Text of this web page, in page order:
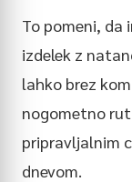
To pomeni, da
izdelek z
lahko brez
nogometno
pripravljalnim
dnevom.